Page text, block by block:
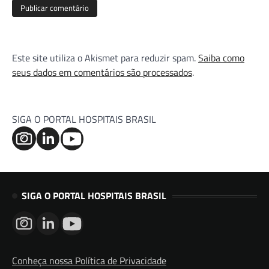
Este site utiliza o Akismet para reduzir spam.Saiba como
seus dados em comentários são processados.
SIGA O PORTAL HOSPITAIS BRASIL
SIGA O PORTAL HOSPITAIS BRASIL
Conheça nossa Política de Privacidade